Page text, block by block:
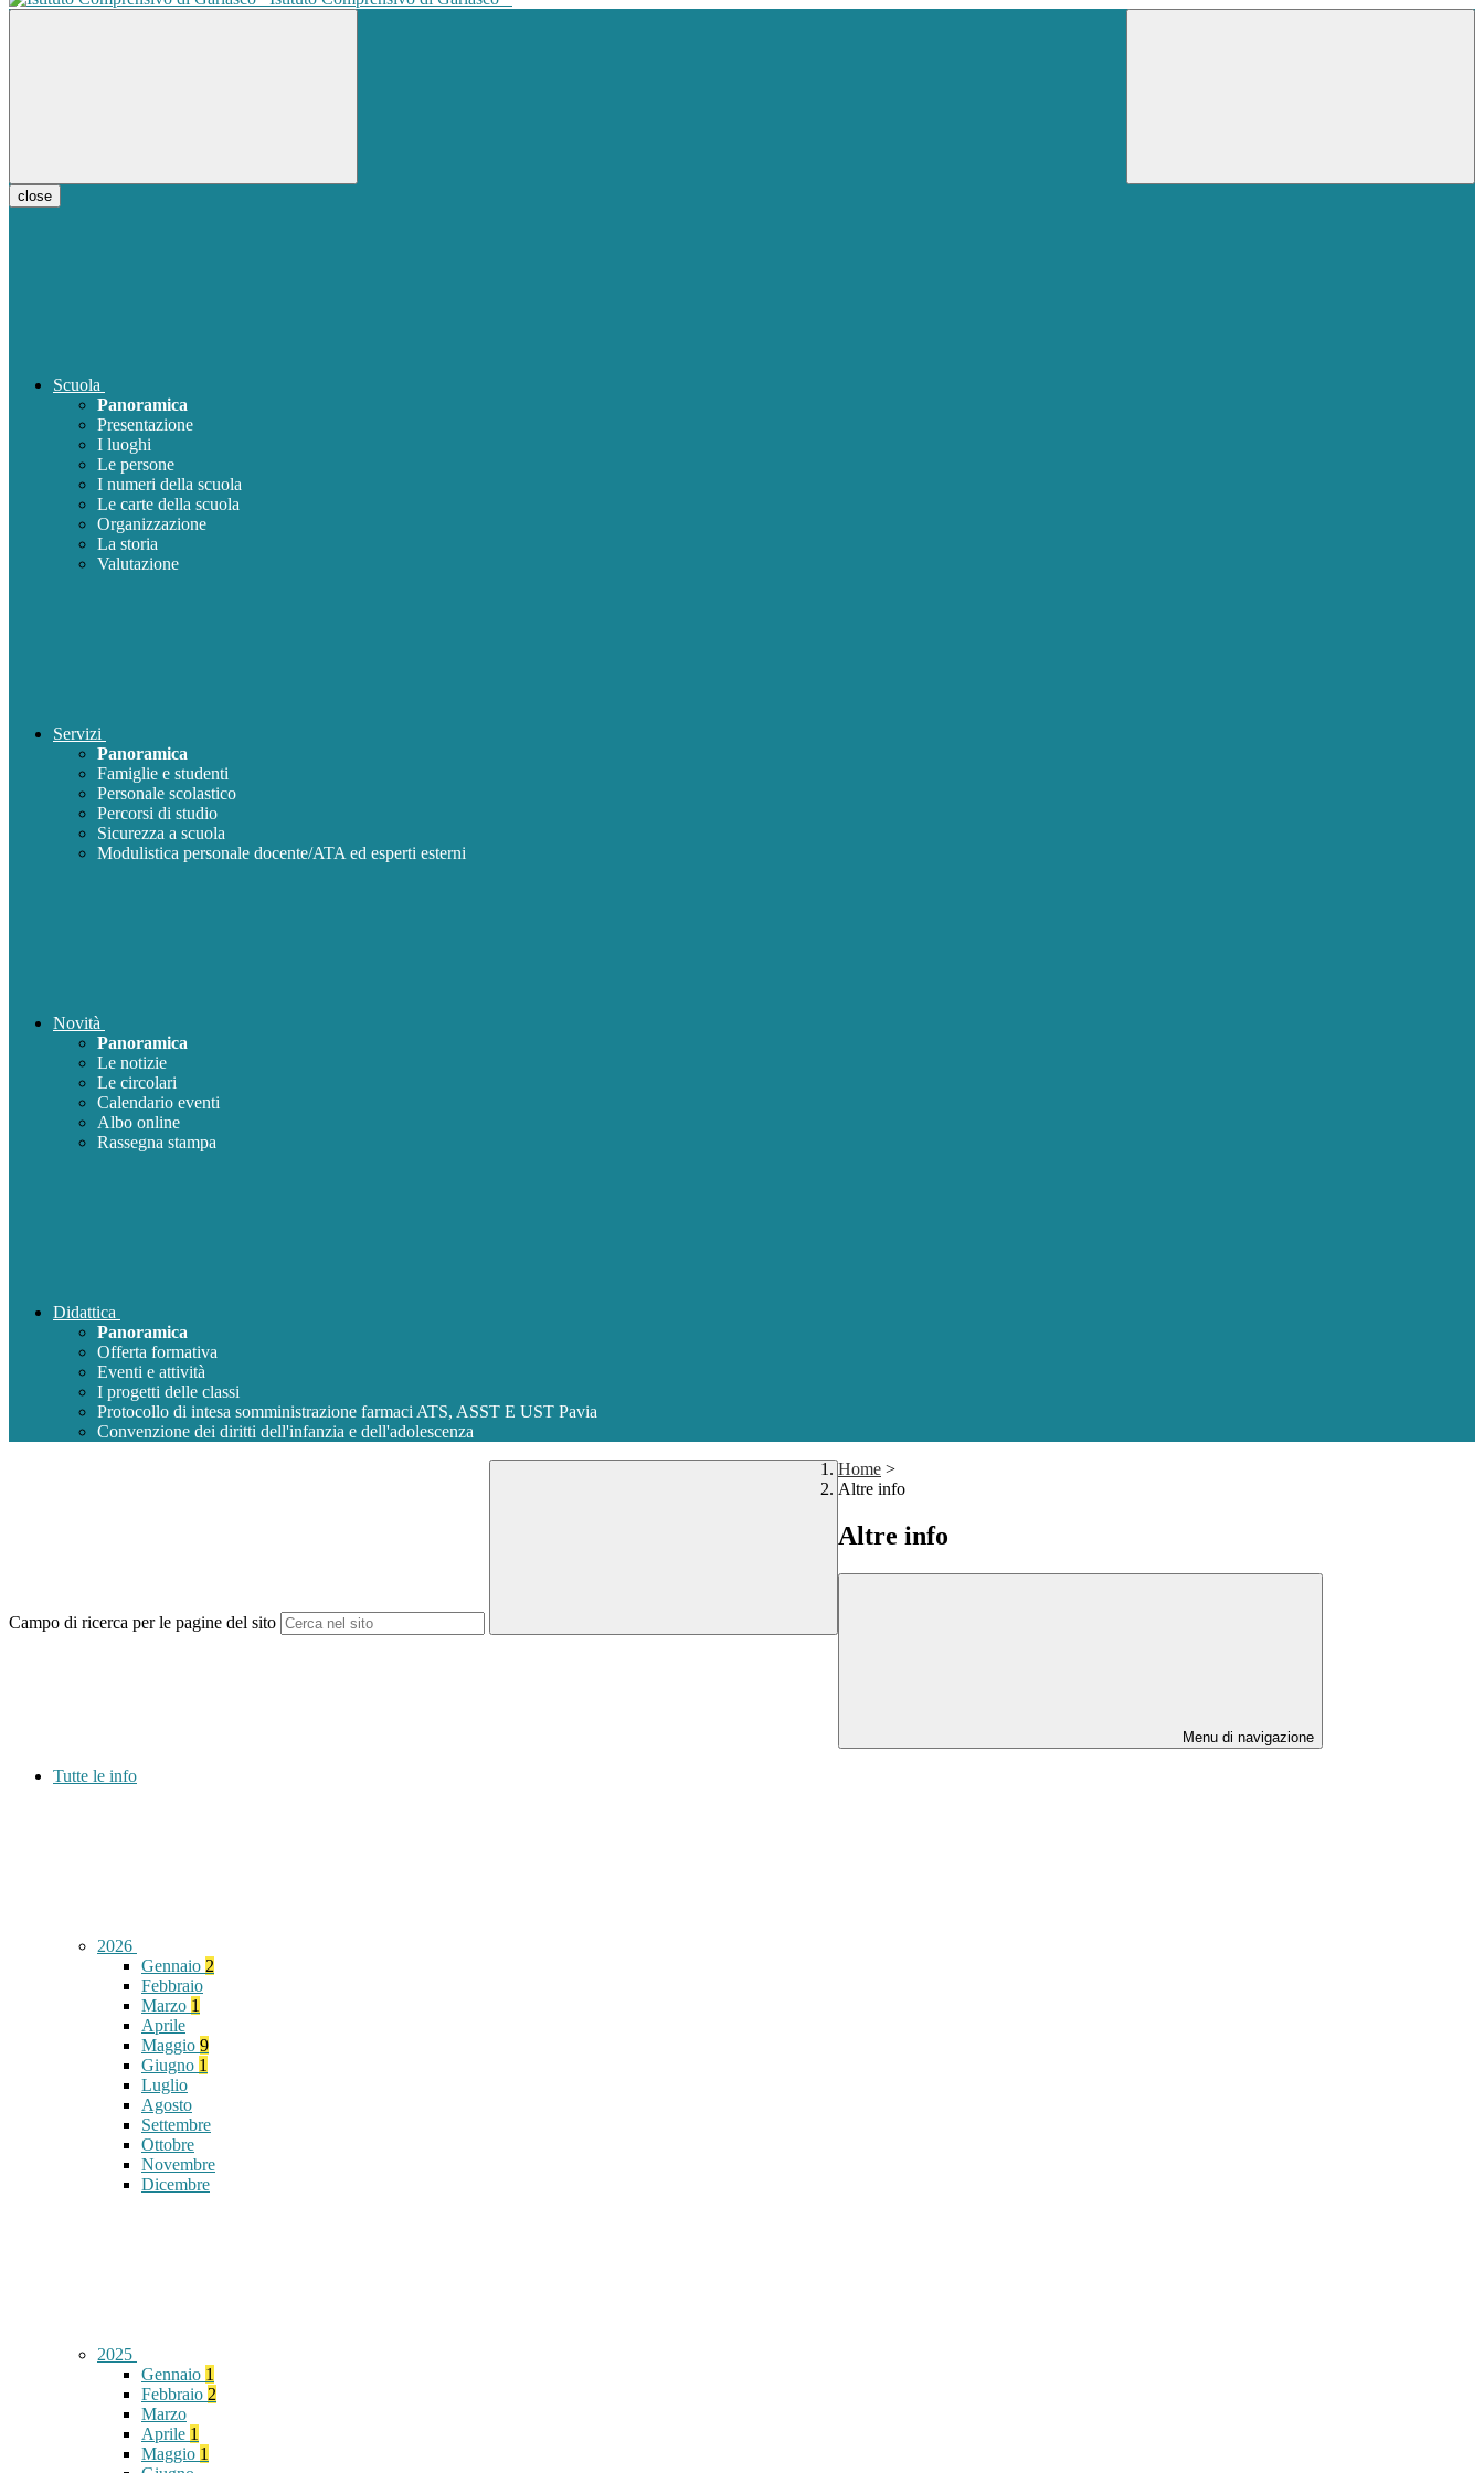
close
Scuola
Panoramica
Presentazione
I luoghi
Le persone
I numeri della scuola
Le carte della scuola
Organizzazione
La storia
Valutazione
Servizi
Panoramica
Famiglie e studenti
Personale scolastico
Percorsi di studio
Sicurezza a scuola
Modulistica personale docente/ATA ed esperti esterni
Novità
Panoramica
Le notizie
Le circolari
Calendario eventi
Albo online
Rassegna stampa
Didattica
Panoramica
Offerta formativa
Eventi e attività
I progetti delle classi
Protocollo di intesa somministrazione farmaci ATS, ASST E UST Pavia
Convenzione dei diritti dell'infanzia e dell'adolescenza
Campo di ricerca per le pagine del sito
Home >
Altre info
Altre info
Menu di navigazione
Tutte le info
2026
Gennaio 2
Febbraio
Marzo 1
Aprile
Maggio 9
Giugno 1
Luglio
Agosto
Settembre
Ottobre
Novembre
Dicembre
2025
Gennaio 1
Febbraio 2
Marzo
Aprile 1
Maggio 1